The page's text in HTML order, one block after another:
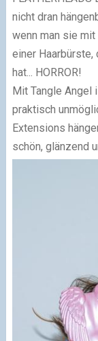
nicht dran
wenn man sie
einer Haarbürste,
hat... HORROR!
Mit Tangle Angel
praktisch
Extensions
schön, glänzend